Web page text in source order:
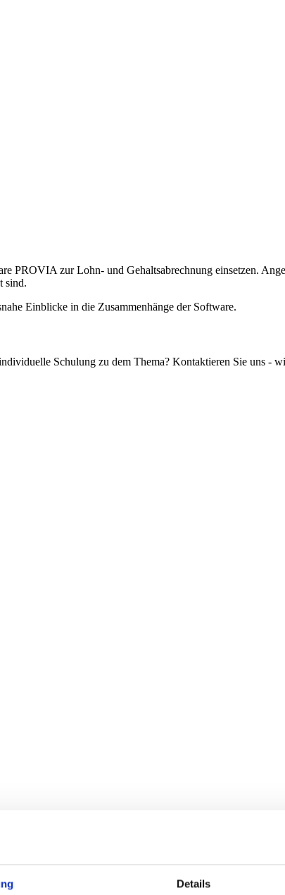
Details
PROVIA zur Lohn- und Gehaltsabrechnung einsetzen.
sind.
Einblicke in die Zusammenhänge der Software.
Schulung zu dem Thema? Kontaktieren Sie uns -